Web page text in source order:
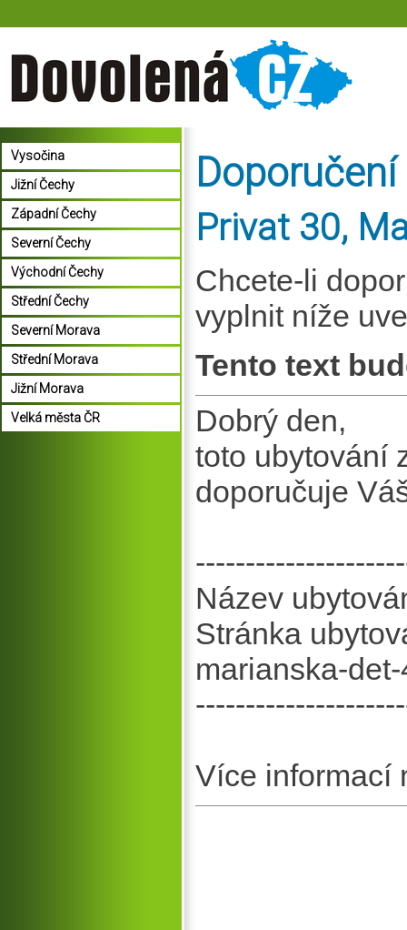
Privat 30,
Chcete-li
vyplnit níže
Tento text
Dobrý den,
toto ubytování
doporučuje
Název
Stránka
marianska-
Více informací
Vysočina
Jižní Čechy
Západní Čechy
Severní Čechy
Východní Čechy
Střední Čechy
Severní Morava
Střední Morava
Jižní Morava
Velká města ČR